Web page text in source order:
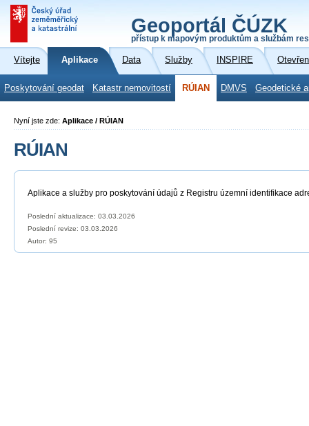
Geoportál ČÚZK
přístup k mapovým produktům a službám
Vítejte Aplikace Data Služby INSPIRE
Poskytování geodat Katastr nemovitostí RÚIAN DMVS Geodetické
Nyní jste zde: Aplikace / RÚIAN
RÚIAN
Aplikace a služby pro poskytování údajů z Registru územní identifikace
Poslední aktualizace: 03.03.2026
Poslední revize: 03.03.2026
Autor: 95